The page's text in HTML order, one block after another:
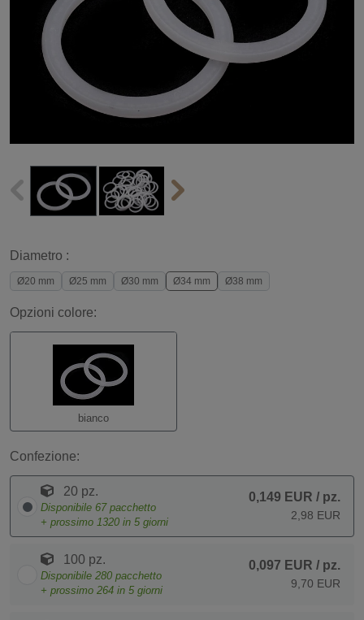
Diametro :
Ø20 mm Ø25 mm Ø30 mm Ø34 mm Ø38 mm
Opzioni colore:
bianco
Confezione:
20 pz.
Disponibile 67 pacchetto
+ prossimo 1320 in 5 giorni
0,149 EUR / pz.
2,98 EUR
100 pz.
Disponibile 280 pacchetto
+ prossimo 264 in 5 giorni
0,097 EUR / pz.
9,70 EUR